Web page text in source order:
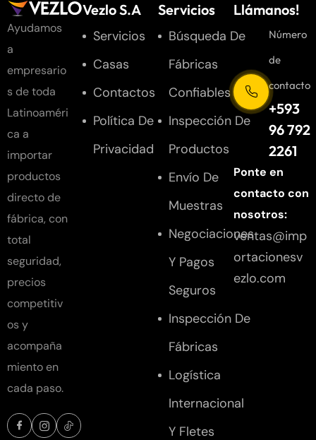
Ayudamos
a
empresario
s de toda
Latinoaméri
ca a
importar
productos
directo de
fábrica, con
total
seguridad,
precios
competitiv
os y
acompaña
miento en
cada paso.
Vezlo S.A
Servicios
Casas
Contactos
Política De
Privacidad
Servicios
Búsqueda De
Fábricas
Confiables
Inspección De
Productos
Envío De
Muestras
Negociaciones
Y Pagos
Seguros
Inspección De
Fábricas
Logística
Internacional
Y Fletes
Llámanos!
Número
de
contacto
+593
96 792
2261
Ponte en
contacto con
nosotros:
ventas@imp
ortacionesv
ezlo.com